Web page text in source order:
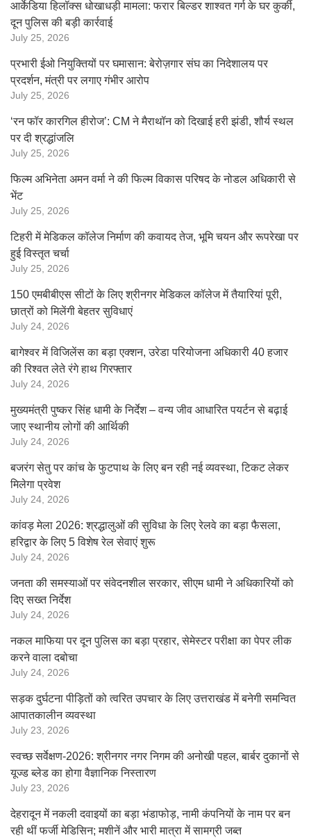
आर्केडिया हिलॉक्स धोखाधड़ी मामला: फरार बिल्डर शाश्वत गर्ग के घर कुर्की,
दून पुलिस की बड़ी कार्रवाई
July 25, 2026
प्रभारी ईओ नियुक्तियों पर घमासान: बेरोज़गार संघ का निदेशालय पर
प्रदर्शन, मंत्री पर लगाए गंभीर आरोप
July 25, 2026
‘रन फॉर कारगिल हीरोज’: CM ने मैराथॉन को दिखाई हरी झंडी, शौर्य स्थल
पर दी श्रद्धांजलि
July 25, 2026
फिल्म अभिनेता अमन वर्मा ने की फिल्म विकास परिषद के नोडल अधिकारी से
भेंट
July 25, 2026
टिहरी में मेडिकल कॉलेज निर्माण की कवायद तेज, भूमि चयन और रूपरेखा पर
हुई विस्तृत चर्चा
July 25, 2026
150 एमबीबीएस सीटों के लिए श्रीनगर मेडिकल कॉलेज में तैयारियां पूरी,
छात्रों को मिलेंगी बेहतर सुविधाएं
July 24, 2026
बागेश्वर में विजिलेंस का बड़ा एक्शन, उरेडा परियोजना अधिकारी 40 हजार
की रिश्वत लेते रंगे हाथ गिरफ्तार
July 24, 2026
मुख्यमंत्री पुष्कर सिंह धामी के निर्देश – वन्य जीव आधारित पयर्टन से बढ़ाई
जाए स्थानीय लोगों की आर्थिकी
July 24, 2026
बजरंग सेतु पर कांच के फुटपाथ के लिए बन रही नई व्यवस्था, टिकट लेकर
मिलेगा प्रवेश
July 24, 2026
कांवड़ मेला 2026: श्रद्धालुओं की सुविधा के लिए रेलवे का बड़ा फैसला,
हरिद्वार के लिए 5 विशेष रेल सेवाएं शुरू
July 24, 2026
जनता की समस्याओं पर संवेदनशील सरकार, सीएम धामी ने अधिकारियों को
दिए सख्त निर्देश
July 24, 2026
नकल माफिया पर दून पुलिस का बड़ा प्रहार, सेमेस्टर परीक्षा का पेपर लीक
करने वाला दबोचा
July 24, 2026
सड़क दुर्घटना पीड़ितों को त्वरित उपचार के लिए उत्तराखंड में बनेगी समन्वित
आपातकालीन व्यवस्था
July 23, 2026
स्वच्छ सर्वेक्षण-2026: श्रीनगर नगर निगम की अनोखी पहल, बार्बर दुकानों से
यूज्ड ब्लेड का होगा वैज्ञानिक निस्तारण
July 23, 2026
देहरादून में नकली दवाइयों का बड़ा भंडाफोड़, नामी कंपनियों के नाम पर बन
रही थीं फर्जी मेडिसिन; मशीनें और भारी मात्रा में सामग्री जब्त